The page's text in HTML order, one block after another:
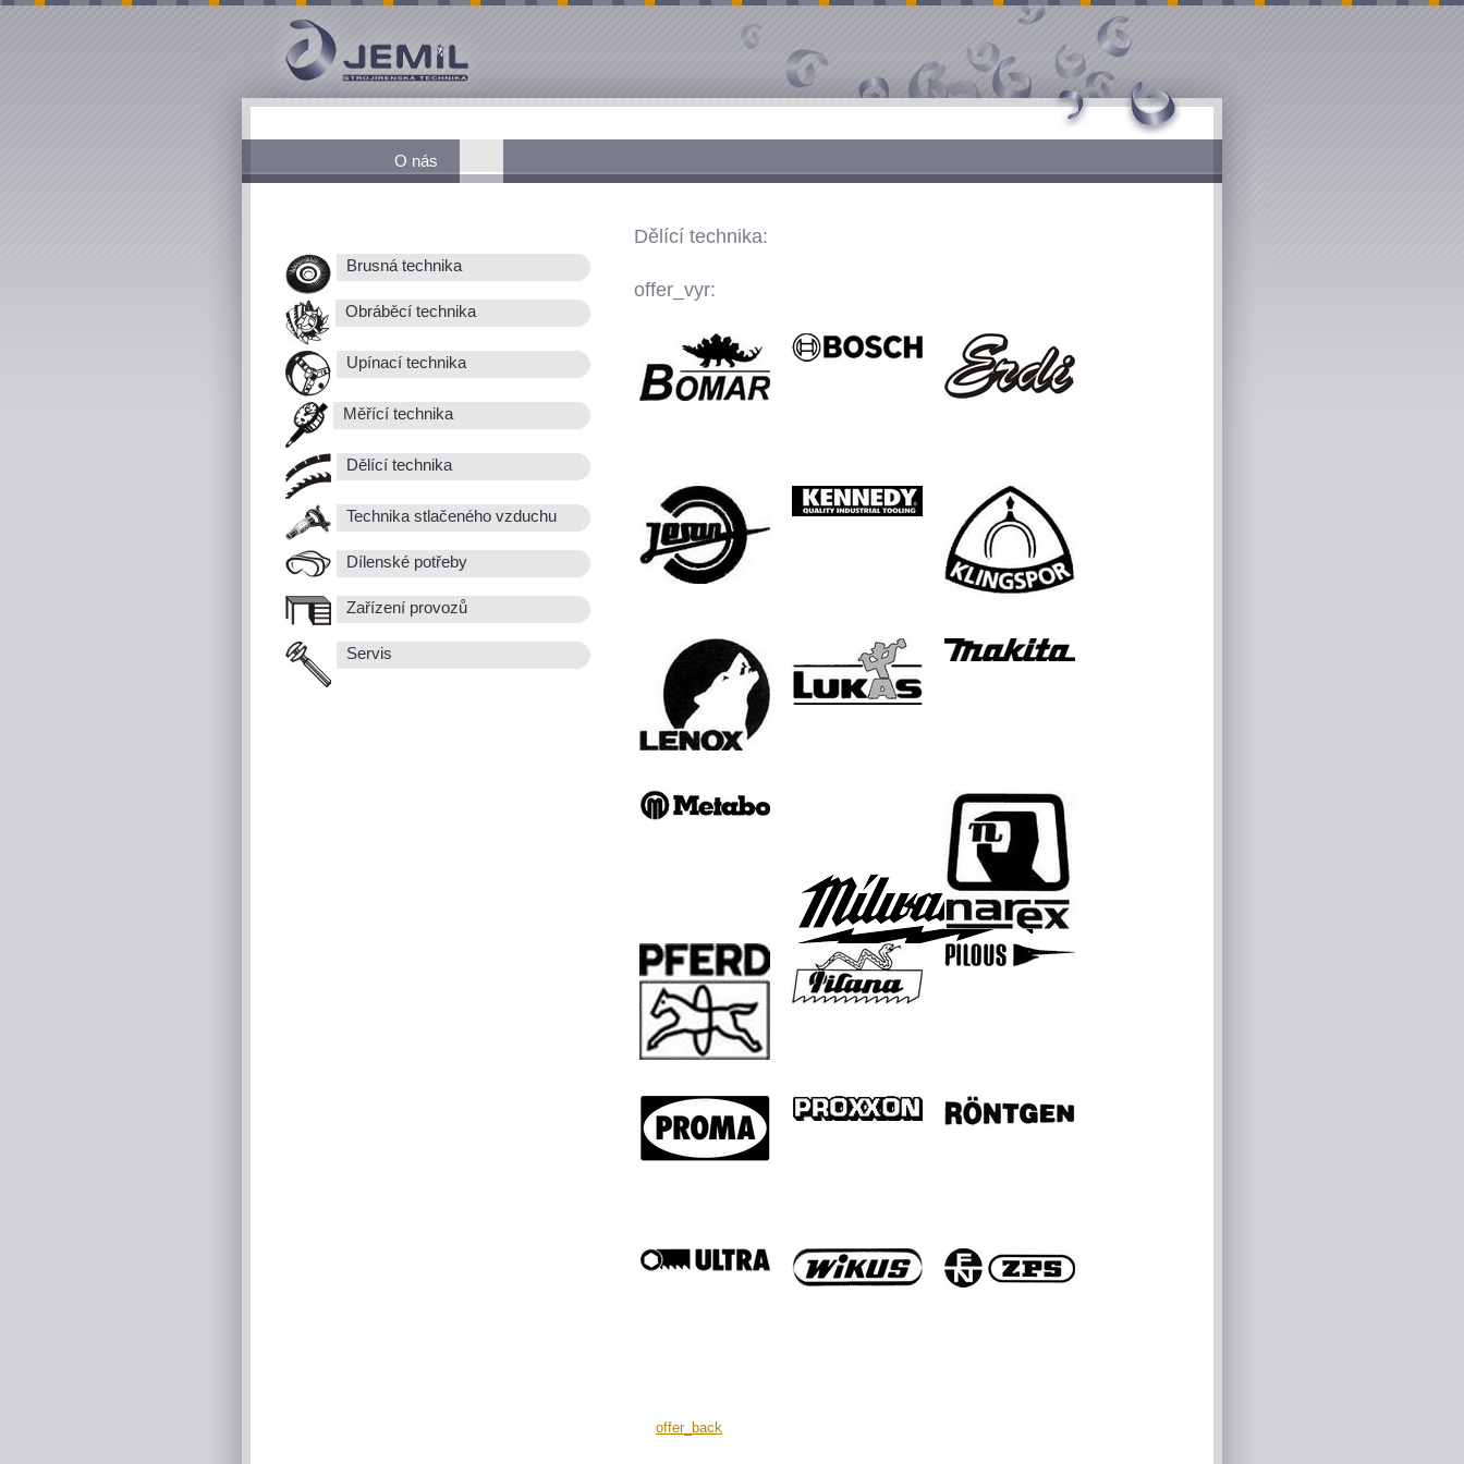
O nás
Brusná technika
Obráběcí technika
Upínací technika
Měřící technika
Dělící technika
Technika stlačeného vzduchu
Dílenské potřeby
Zařízení provozů
Servis
Dělící technika:
offer_vyr:
offer_back